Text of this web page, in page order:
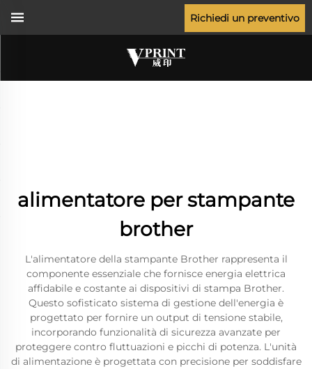
Richiedi un preventivo
alimentatore per stampante
brother
L'alimentatore della stampante Brother rappresenta il
componente essenziale che fornisce energia elettrica
affidabile e costante ai dispositivi di stampa Brother.
Questo sofisticato sistema di gestione dell'energia è
progettato per fornire un output di tensione stabile,
incorporando funzionalità di sicurezza avanzate per
proteggere contro fluttuazioni e picchi di potenza. L'unità
di alimentazione è progettata con precisione per soddisfare